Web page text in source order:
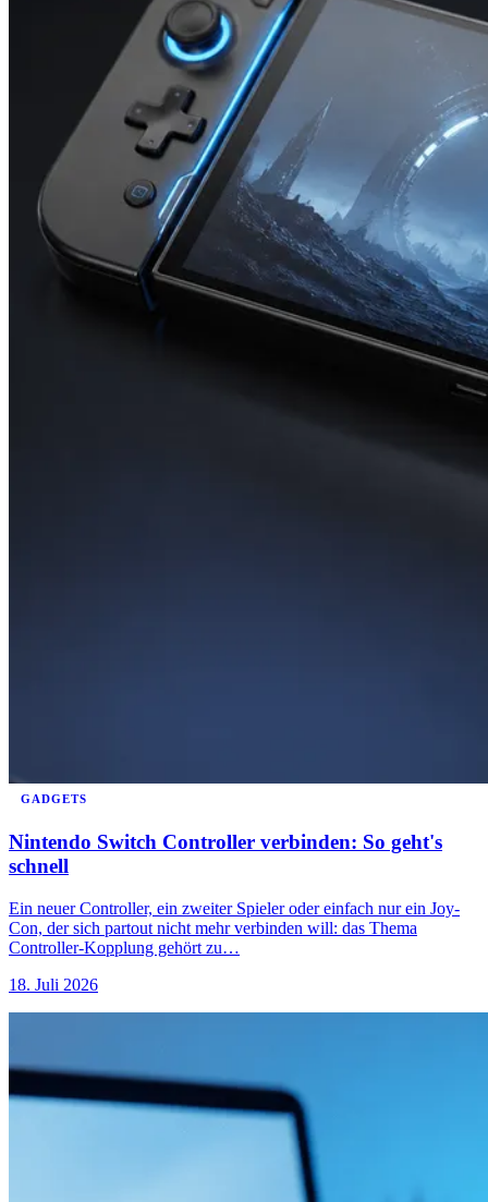
GADGETS
Nintendo Switch Controller verbinden: So geht's
schnell
Ein neuer Controller, ein zweiter Spieler oder einfach nur ein Joy-
Con, der sich partout nicht mehr verbinden will: das Thema
Controller-Kopplung gehört zu…
18. Juli 2026